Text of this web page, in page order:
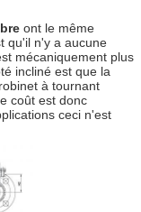
ont le même
qu'il n'y a aucune
mécaniquement plus
incliné est que la
à tournant
coût est donc
ceci n'est